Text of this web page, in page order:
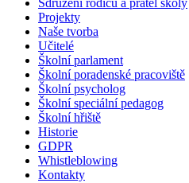
Sdružení rodičů a přátel školy
Projekty
Naše tvorba
Učitelé
Školní parlament
Školní poradenské pracoviště
Školní psycholog
Školní speciální pedagog
Školní hřiště
Historie
GDPR
Whistleblowing
Kontakty